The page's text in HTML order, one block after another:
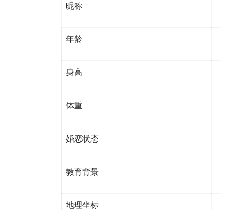
昵称
年龄
身高
体重
婚恋状态
教育背景
地理坐标